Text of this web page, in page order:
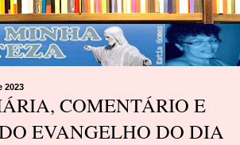
2023
COMENTÁRIO E
EVANGELHO DO DIA